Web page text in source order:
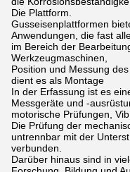
Die Plattform.
Gusseisenplattformen
Anwendungen, die fast
im Bereich der
Werkzeugmaschinen,
Position und Messung
dient es als Montage
In der Erfassung ist es
Messgeräte und -
motorische Prüfungen,
Die Prüfung der
untrennbar mit der
verbunden.
Darüber hinaus sind in